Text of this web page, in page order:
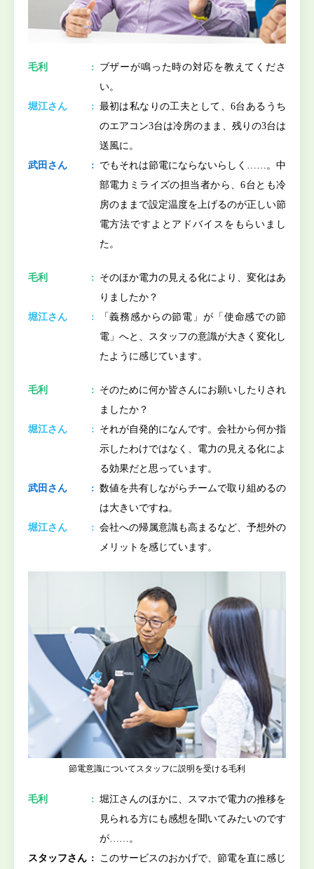
毛利
ブザーが鳴った時の対応を教えてくださ
い。
堀江さん
最初は私なりの工夫として、6台あるうち
のエアコン3台は冷房のまま、残りの3台は
送風に。
武田さん
でもそれは節電にならないらしく……。中
部電力ミライズの担当者から、6台とも冷
房のままで設定温度を上げるのが正しい節
電方法ですよとアドバイスをもらいまし
た。
毛利
そのほか電力の見える化により、変化はあ
りましたか？
堀江さん
「義務感からの節電」が「使命感での節
電」へと、スタッフの意識が大きく変化し
たように感じています。
毛利
そのために何か皆さんにお願いしたりされ
ましたか？
堀江さん
それが自発的になんです。会社から何か指
示したわけではなく、電力の見える化によ
る効果だと思っています。
武田さん
数値を共有しながらチームで取り組めるの
は大きいですね。
堀江さん
会社への帰属意識も高まるなど、予想外の
メリットを感じています。
節電意識についてスタッフに説明を受ける毛利
毛利
堀江さんのほかに、スマホで電力の推移を
見られる方にも感想を聞いてみたいのです
が……。
スタッフさん
このサービスのおかげで、節電を直に感じ